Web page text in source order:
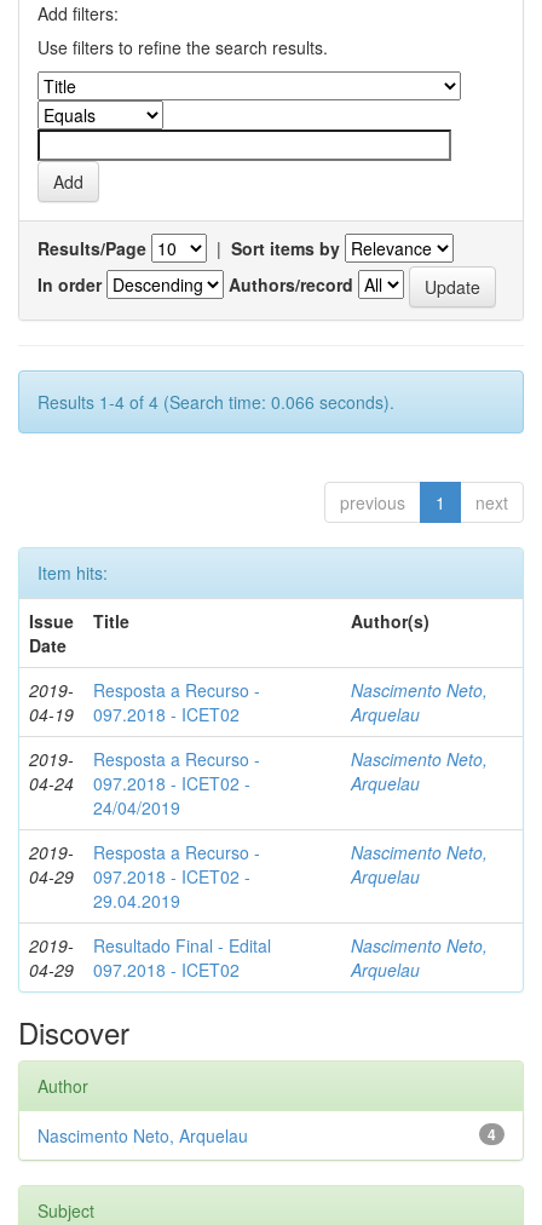
Add filters:
Use filters to refine the search results.
Results/Page | Sort items by
In order
Authors/record
Results 1-4 of 4 (Search time: 0.066 seconds).
previous 1 next
Item hits:
Issue
Date
Title Author(s)
2019-
04-19
Resposta a Recurso -
097.2018 - ICET02
Nascimento Neto,
Arquelau
2019-
04-24
Resposta a Recurso -
097.2018 - ICET02 -
24/04/2019
Nascimento Neto,
Arquelau
2019-
04-29
Resposta a Recurso -
097.2018 - ICET02 -
29.04.2019
Nascimento Neto,
Arquelau
2019-
04-29
Resultado Final - Edital
097.2018 - ICET02
Nascimento Neto,
Arquelau
Discover
Author
4
Nascimento Neto, Arquelau
Subject